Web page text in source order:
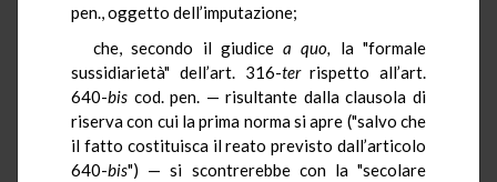
pen., oggetto dell’imputazione;
che, secondo il giudicea quo, la "formale
sussidiarietà" dell’art. 316-terrispetto all’art.
640-bis cod. pen. — risultante dalla clausola di
riserva con cui la prima norma si apre ("salvo che
il fatto costituisca il reato previsto dall’articolo
640-bis") — si scontrerebbe con la "secolare